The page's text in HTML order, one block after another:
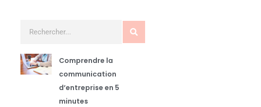
Comprendre la
communication
d’entreprise en 5
minutes